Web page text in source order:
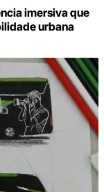
imersiva que
urbana